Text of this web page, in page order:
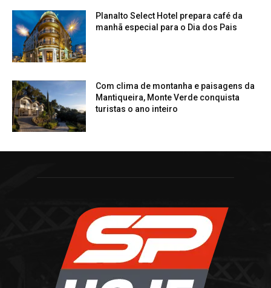
Planalto Select Hotel prepara café da
manhã especial para o Dia dos Pais
Com clima de montanha e paisagens da
Mantiqueira, Monte Verde conquista
turistas o ano inteiro